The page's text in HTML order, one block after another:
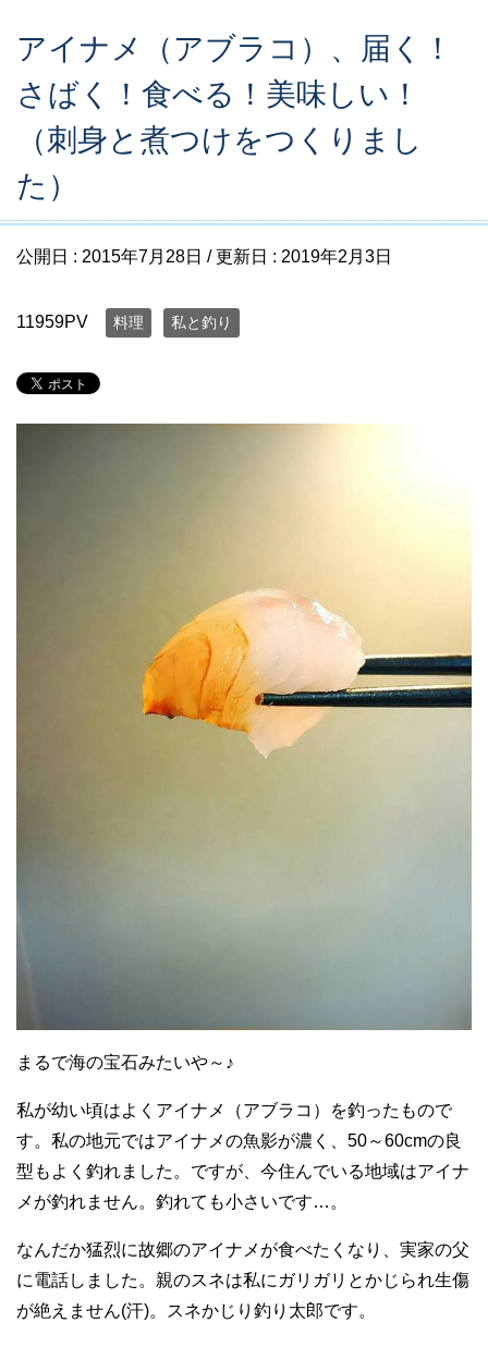
アイナメ（アブラコ）、届く！
さばく！食べる！美味しい！
（刺身と煮つけをつくりまし
た）
公開日 : 2015年7月28日 / 更新日 : 2019年2月3日
11959PV 料理 私と釣り
まるで海の宝石みたいや～♪
私が幼い頃はよくアイナメ（アブラコ）を釣ったもので
す。私の地元ではアイナメの魚影が濃く、50～60cmの良
型もよく釣れました。ですが、今住んでいる地域はアイナ
メが釣れません。釣れても小さいです…。
なんだか猛烈に故郷のアイナメが食べたくなり、実家の父
に電話しました。親のスネは私にガリガリとかじられ生傷
が絶えません(汗)。スネかじり釣り太郎です。